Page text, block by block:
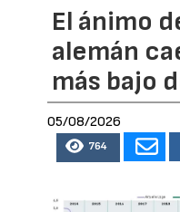
El ánimo
alemán
más bajo
05/08/2026
764